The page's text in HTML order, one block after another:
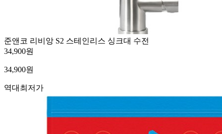
준앤코 리비앙 S2 스테인리스 싱크대 수전
34,900원
34,900원
역대최저가